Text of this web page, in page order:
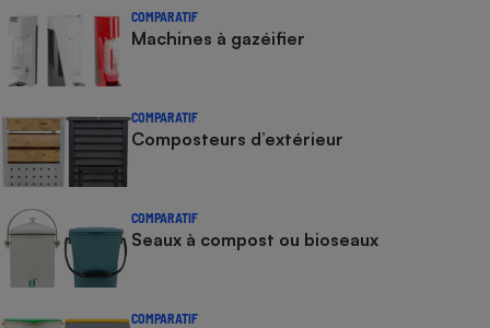
COMPARATIF
Machines à gazéifier
COMPARATIF
Composteurs d’extérieur
COMPARATIF
Seaux à compost ou bioseaux
COMPARATIF